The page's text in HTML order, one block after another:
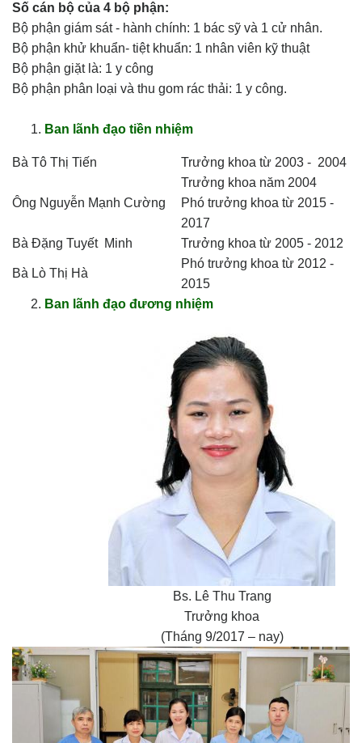
Số cán bộ của 4 bộ phận:
Bộ phận giám sát - hành chính: 1 bác sỹ và 1 cử nhân.
Bộ phận khử khuẩn- tiệt khuẩn: 1 nhân viên kỹ thuật
Bộ phận giặt là: 1 y công
Bộ phận phân loại và thu gom rác thải: 1 y công.
Ban lãnh đạo tiền nhiệm
Bà Tô Thị Tiến Trưởng khoa từ 2003 - 2004
Ông Nguyễn Mạnh Cường
Trưởng khoa năm 2004
Phó trưởng khoa từ 2015 -
2017
Bà Đặng Tuyết Minh
Trưởng khoa từ 2005 - 2012
Bà Lò Thị Hà
Phó trưởng khoa từ 2012 -
2015
Ban lãnh đạo đương nhiệm
Bs. Lê Thu Trang
Trưởng khoa
(Tháng 9/2017 – nay)